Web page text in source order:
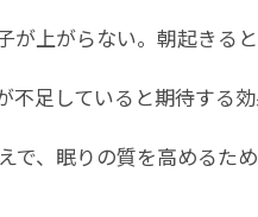
が上がらない。朝起き
足していると期待する
、眠りの質を高めるた